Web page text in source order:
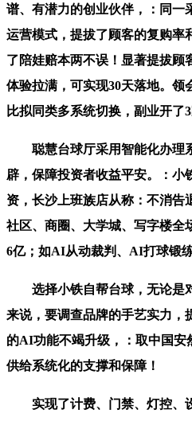
谱、有潜力的创业伙伴，：同一
运营模式，提拔了顾客的复购率
了陪娃赔本两不误！显著提拔顾
体验拉满，可实现30天落地。领
比拟同类多系统切换，副业开了
聪慧台球厅采用智能化办理
辟，保障投资者收益平安。：小
资，长沙上班族店从称：不消告
社区、商圈、大学城、写字楼全
6亿；如AI从动裁判、AI打球锻
选择小铁自帮台球，无论是
来说，要调查品牌的手艺实力，
的AI功能不竭升级，：取中国安
供给系统化的支撑和保障！
实现了计费、门禁、灯控、